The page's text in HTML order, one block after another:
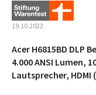
19.10.2022
Acer H6815BD DLP
4.000 ANSI Lumen,
Lautsprecher, HDMI